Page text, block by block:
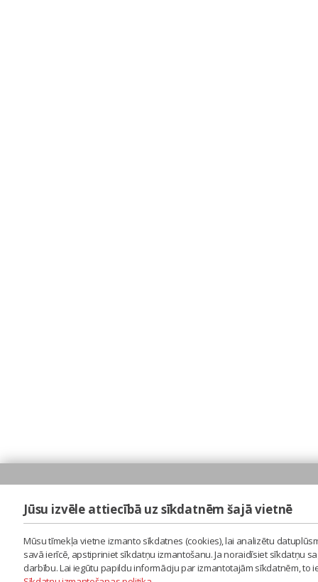
Jūsu izvēle attiecībā uz sīkdatnēm šajā vietnē
Mūsu tīmekļa vietne izmanto sīkdatnes (cookies), lai analizētu
savā ierīcē, apstipriniet sīkdatņu izmantošanu. Ja noraidīsiet sīkdatņu
darbību. Lai iegūtu papildu informāciju par izmantotajām sīkdatnēm,